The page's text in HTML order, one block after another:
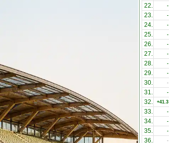
22. -
23. -
24. -
25. -
26. -
27. -
28. -
29. -
30. -
31. -
32. +41.3
33. -
34. -
35. -
36. -